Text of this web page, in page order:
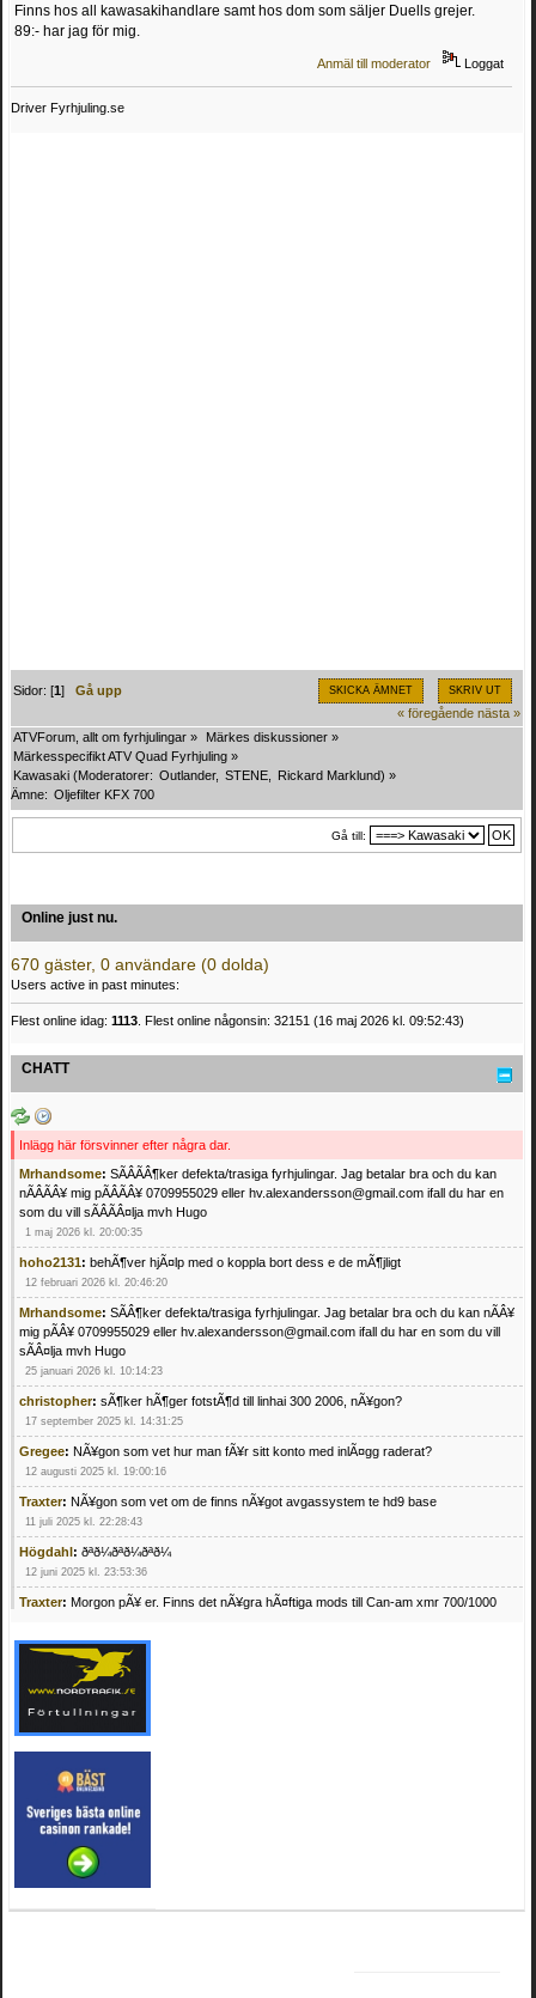
Finns hos all kawasakihandlare samt hos dom som säljer Duells grejer.
89:- har jag för mig.
Anmäl till moderator Loggat
Driver Fyrhjuling.se
SKICKA ÄMNET SKRIV UT
Sidor: [1]Gå upp
« föregående nästa »
ATVForum, allt om fyrhjulingar » Märkes diskussioner »
Märkesspecifikt ATV Quad Fyrhjuling »
Kawasaki (Moderatorer: Outlander, STENE Rickard Marklund) »
Ämne: Oljefilter KFX 700
Gå till:
Online just nu.
670 gäster, 0 användare (0 dolda)
Users active in past minutes:
Flest online idag: 1113 . Flest online någonsin: 32151 (16 maj 2026 kl. 09:52:43)
CHATT
Inlägg här försvinner efter några dar.
Mrhandsome: SÃÂÃÂ¶ker defekta/trasiga fyrhjulingar. Jag betalar bra och du kan
nÃÂÃÂ¥ mig pÃÂÃÂ¥ 0709955029 eller hv.alexandersson@gmail.com ifall du har en
som du vill sÃÂÃÂ¤lja mvh Hugo
1 maj 2026 kl. 20:00:35
hoho2131: behÃ¶ver hjÃ¤lp med o koppla bort dess e de mÃ¶jligt
12 februari 2026 kl. 20:46:20
Mrhandsome: SÃÂ¶ker defekta/trasiga fyrhjulingar. Jag betalar bra och du kan nÃÂ¥
mig pÃÂ¥ 0709955029 eller hv.alexandersson@gmail.com ifall du har en som du vill
sÃÂ¤lja mvh Hugo
25 januari 2026 kl. 10:14:23
christopher: sÃ¶ker hÃ¶ger fotstÃ¶d till linhai 300 2006, nÃ¥gon?
17 september 2025 kl. 14:31:25
Gregee: NÃ¥gon som vet hur man fÃ¥r sitt konto med inlÃ¤gg raderat?
12 augusti 2025 kl. 19:00:16
Traxter: NÃ¥gon som vet om de finns nÃ¥got avgassystem te hd9 base
11 juli 2025 kl. 22:28:43
Högdahl: ðªð¼ðªð¼ðªð¼
12 juni 2025 kl. 23:53:36
Traxter: Morgon pÃ¥ er. Finns det nÃ¥gra hÃ¤ftiga mods till Can-am xmr 700/1000
Mrhandsome:SÃ¶ker defekta/trasiga fyrhjulingar. Jag betalar bra och du kan nÃ¥ mig
pÃ¥ 0709955029 eller hv.alexandersson@gmail.com ifall du har en som du vill sÃ¤lja
mvh Hugo
21 februari 2025 kl. 09:25:52
Oscar5:NÃ¥gon som vet vad man kan begÃ¤ra fÃ¶r en Honda TRX 350 FE 2005
4 februari 2025 kl. 19:20:50
Oscar5:44
4 februari 2025 kl. 19:15:36
Greger59:NÃ¤gon som vet har en Cetek 500 EFI
15 januari 2025 kl. 23:49:44
Mrhandsome:SÃÂ¶ker defekta/trasiga fyrhjulingar. Jag betalar bra och du kan nÃÂ¥